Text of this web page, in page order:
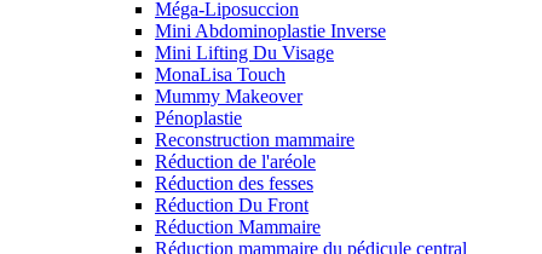
Méga-Liposuccion
Mini Abdominoplastie Inverse
Mini Lifting Du Visage
MonaLisa Touch
Mummy Makeover
Pénoplastie
Reconstruction mammaire
Réduction de l'aréole
Réduction des fesses
Réduction Du Front
Réduction Mammaire
Réduction mammaire du pédicule central